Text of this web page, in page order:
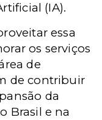
(IA).
essa
os serviços
de
de contribuir
da
Brasil e na